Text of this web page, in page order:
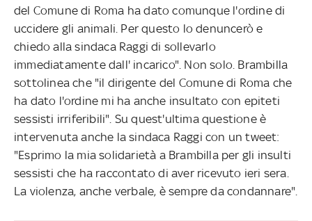
del Comune di Roma ha dato comunque l'ordine di
uccidere gli animali. Per questo lo denuncerò e
chiedo alla sindaca Raggi di sollevarlo
immediatamente dall' incarico". Non solo. Brambilla
sottolinea che "il dirigente del Comune di Roma che
ha dato l'ordine mi ha anche insultato con epiteti
sessisti irriferibili". Su quest'ultima questione è
intervenuta anche la sindaca Raggi con un tweet:
"Esprimo la mia solidarietà a Brambilla per gli insulti
sessisti che ha raccontato di aver ricevuto ieri sera.
La violenza, anche verbale, è sempre da condannare".